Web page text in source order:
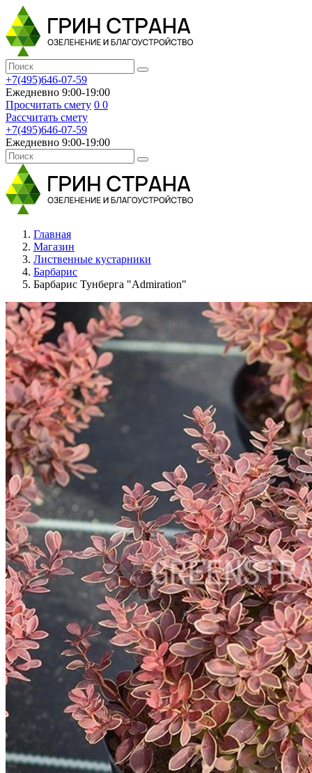
+7(495)646-07-59
Ежедневно 9:00-19:00
Просчитать смету 0 0
Рассчитать смету
+7(495)646-07-59
Ежедневно 9:00-19:00
Главная
Магазин
Лиственные кустарники
Барбарис
Барбарис Тунберга "Admiration"